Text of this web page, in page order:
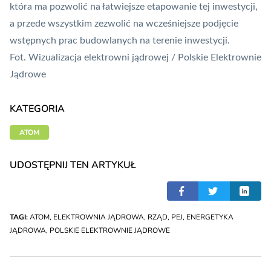
która ma pozwolić na łatwiejsze etapowanie tej inwestycji,
a przede wszystkim zezwolić na wcześniejsze podjęcie
wstępnych prac budowlanych na terenie inwestycji.
Fot. Wizualizacja elektrowni jądrowej / Polskie Elektrownie
Jądrowe
KATEGORIA
ATOM
UDOSTĘPNIJ TEN ARTYKUŁ
TAGI:ATOM, ELEKTROWNIA JĄDROWA, RZĄD, PEJ, ENERGETYKA
JĄDROWA, POLSKIE ELEKTROWNIE JĄDROWE